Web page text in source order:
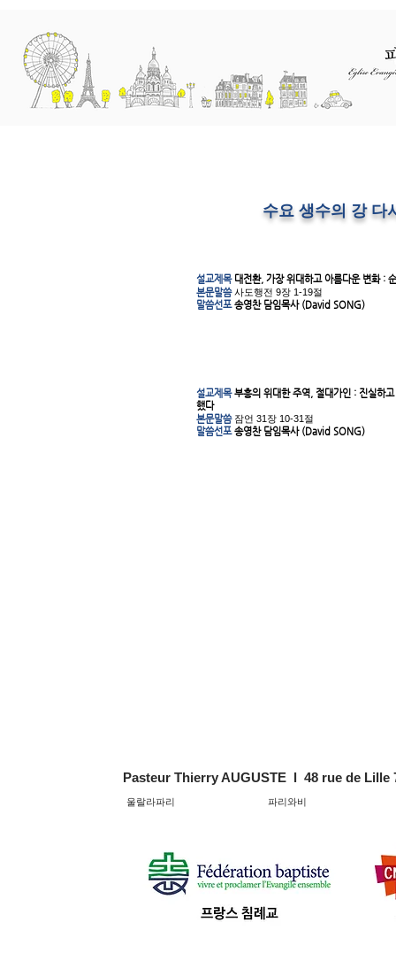
수요 생수의 강 다
설교제목 대전환, 가장 위대하고 아름다운 변화 :
본문말씀사도행전 9장 1-19절
말씀선포송영찬 담임목사 (David SONG)
설교제목부흥의 위대한 주역, 절대가인 : 진실하
했다
본문말씀 잠언 31장 10-31절
말씀선포송영찬 담임목사 (David SONG)
Pasteur Thierry AUGUSTE l 48 rue de Lille
울랄라파리 파리와비